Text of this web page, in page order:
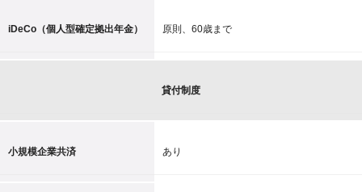
iDeCo（個人型確定拠出年金） 原則、60歳まで
貸付制度
小規模企業共済 あり